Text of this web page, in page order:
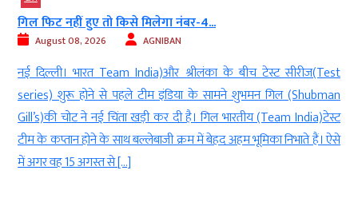
गिल फिट नहीं हुए तो किसे मिलेगा नंबर-4...
August 08, 2026 AGNIBAN
नई दिल्ली। भारत Team India)और श्रीलंका के बीच टेस्ट सीरीज(Test
series) शुरू होने से पहले टीम इंडिया के सामने शुभमन गिल (Shubman
Gill’s)की चोट ने नई चिंता खड़ी कर दी है। गिल भारतीय (Team India)टेस्ट
टीम के कप्तान होने के साथ बल्लेबाजी क्रम में बेहद अहम भूमिका निभाते हैं। ऐसे
में अगर वह 15 अगस्त से […]